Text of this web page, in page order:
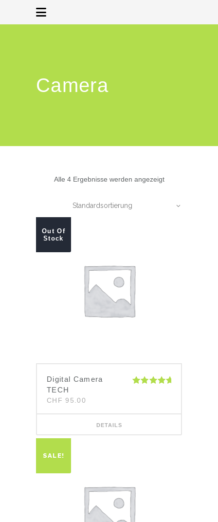
Camera
Alle 4 Ergebnisse werden angezeigt
Standardsortierung
Out Of
Stock
Digital Camera
TECH
CHF 95.00
DETAILS
SALE!